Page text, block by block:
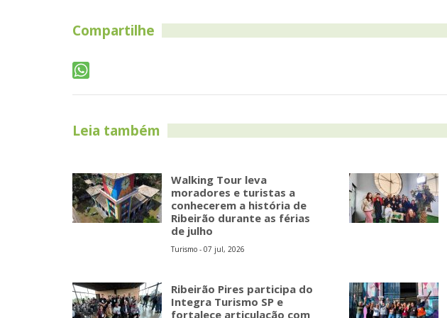
Compartilhe
Leia também
Walking Tour leva
moradores e turistas a
conhecerem a história de
Ribeirão durante as férias
de julho
Turismo - 07 jul, 2026
Ribeirão Pires participa do
Integra Turismo SP e
fortalece articulação com